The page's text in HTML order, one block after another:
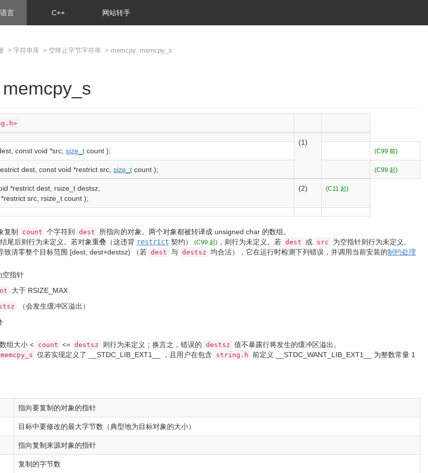
言 C++ 网站转手
> 字符串库 > 空终止字节字符串 > memcpy, memcpy_s
(1)
const void *src, size_t count ); (C99 前)
dest, const void *restrict src, size_t count ); (C99 起)
*restrict dest, rsize_t destsz,
*restrict src, rsize_t count );
(2) (C11 起)
复制 count 个字符到 dest 所指向的对象。两个对象都被转译成 unsigned char 的数组。
尾后则行为未定义。若对象重叠 （这违背 restrict 契约） (C99 起) ，则行为未定义。若 dest 或 src
为空指针则行为未定义。
致清零整个目标范围 [dest, dest+destsz) （若 dest 与 destsz 均合法），它在运行时检测下列错误，并调用当前安装的制约处理
空指针
大于 RSIZE_MAX
（会发生缓冲区溢出）
组大小 < count <= destsz 则行为未定义；换言之，错误的 destsz 值不暴露行将发生的缓冲区溢出。
memcpy_s 仅若实现定义了 __STDC_LIB_EXT1__ ，且用户在包含 string.h 前定义 __STDC_WANT_LIB_EXT1__ 为整数常量 1
指向要复制的对象的指针
目标中要修改的最大字节数（典型地为目标对象的大小）
指向复制来源对象的指针
复制的字节数